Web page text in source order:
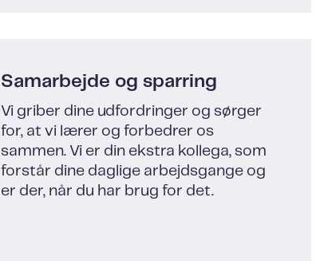
Samarbejde og sparring
Vi griber dine udfordringer og sørger
for, at vi lærer og forbedrer os
sammen. Vi er din ekstra kollega, som
forstår dine daglige arbejdsgange og
er der, når du har brug for det.